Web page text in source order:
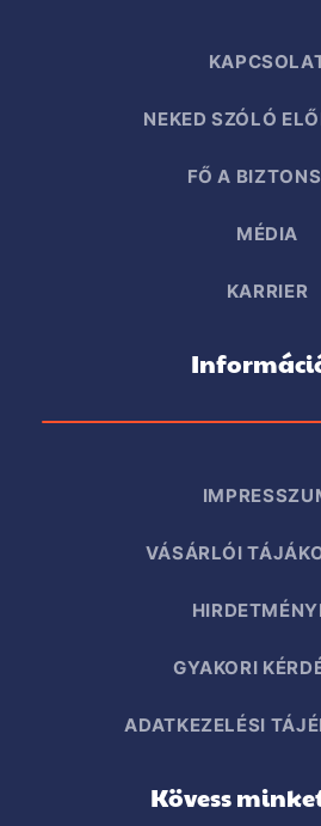
NEKED SZÓLÓ
FŐ A
MÉDIA
KARRIER
VÁSÁRLÓI
GYAKORI
ADATKEZELÉSI
Kövess